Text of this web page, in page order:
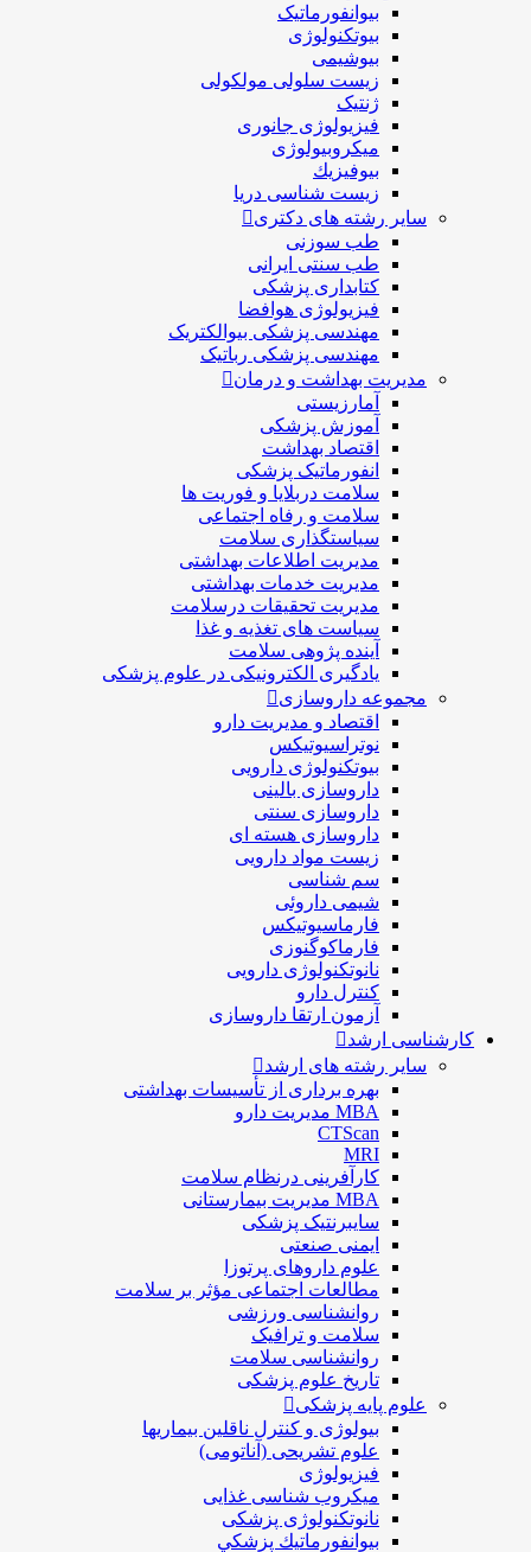
بیوانفورماتیک
بیوتکنولوژی
بیوشیمی
زیست سلولی مولکولی
ژنتیک
فیزیولوژی جانوری
میکروبیولوژی
بيوفيزيك
زیست شناسی دریا
سایر رشته های دکتری
طب سوزنی
طب سنتی ایرانی
کتابداری پزشکی
فیزیولوژی هوافضا
مهندسی پزشکی بیوالکتریک
مهندسی پزشکی رباتیک
مدیریت بهداشت و درمان
آمارزیستی
آموزش پزشکی
اقتصاد بهداشت
انفورماتیک پزشکی
سلامت دربلايا و فوريت ها
سلامت و رفاه اجتماعی
سیاستگذاری سلامت
مدیریت اطلاعات بهداشتی
مدیریت خدمات بهداشتی
مدیریت تحقیقات درسلامت
سیاست های تغذیه و غذا
آینده پژوهی سلامت
یادگیری الکترونیکی در علوم پزشکی
مجموعه داروسازی
اقتصاد و مديريت دارو
نوتراسیوتیکس
بيوتكنولوژی دارویی
داروسازی بالينی
داروسازی سنتی
داروسازی هسته ای
زیست مواد دارویی
سم شناسی
شيمی داروئی
فارماسيوتيكس
فارماكوگنوزی
نانوتکنولوژی دارویی
كنترل دارو
آزمون ارتقا داروسازی
کارشناسی ارشد
سایر رشته های ارشد
بهره برداری از تأسیسات بهداشتی
MBA مدیریت دارو
CTScan
MRI
کارآفرینی درنظام سلامت
MBA مدیریت بیمارستانی
سایبرنتیک پزشکی
ایمنی صنعتی
علوم داروهای پرتوزا
مطالعات اجتماعی مؤثر بر سلامت
روانشناسی ورزشی
سلامت و ترافیک
روانشناسی سلامت
تاریخ علوم پزشکی
علوم پایه پزشکی
بیولوژی و کنترل ناقلین بیماریها
علوم تشریحی (آناتومی)
فیزیولوژی
ميكروب شناسی غذایی
نانوتکنولوژی پزشکی
بيوانفورماتيك پزشكي